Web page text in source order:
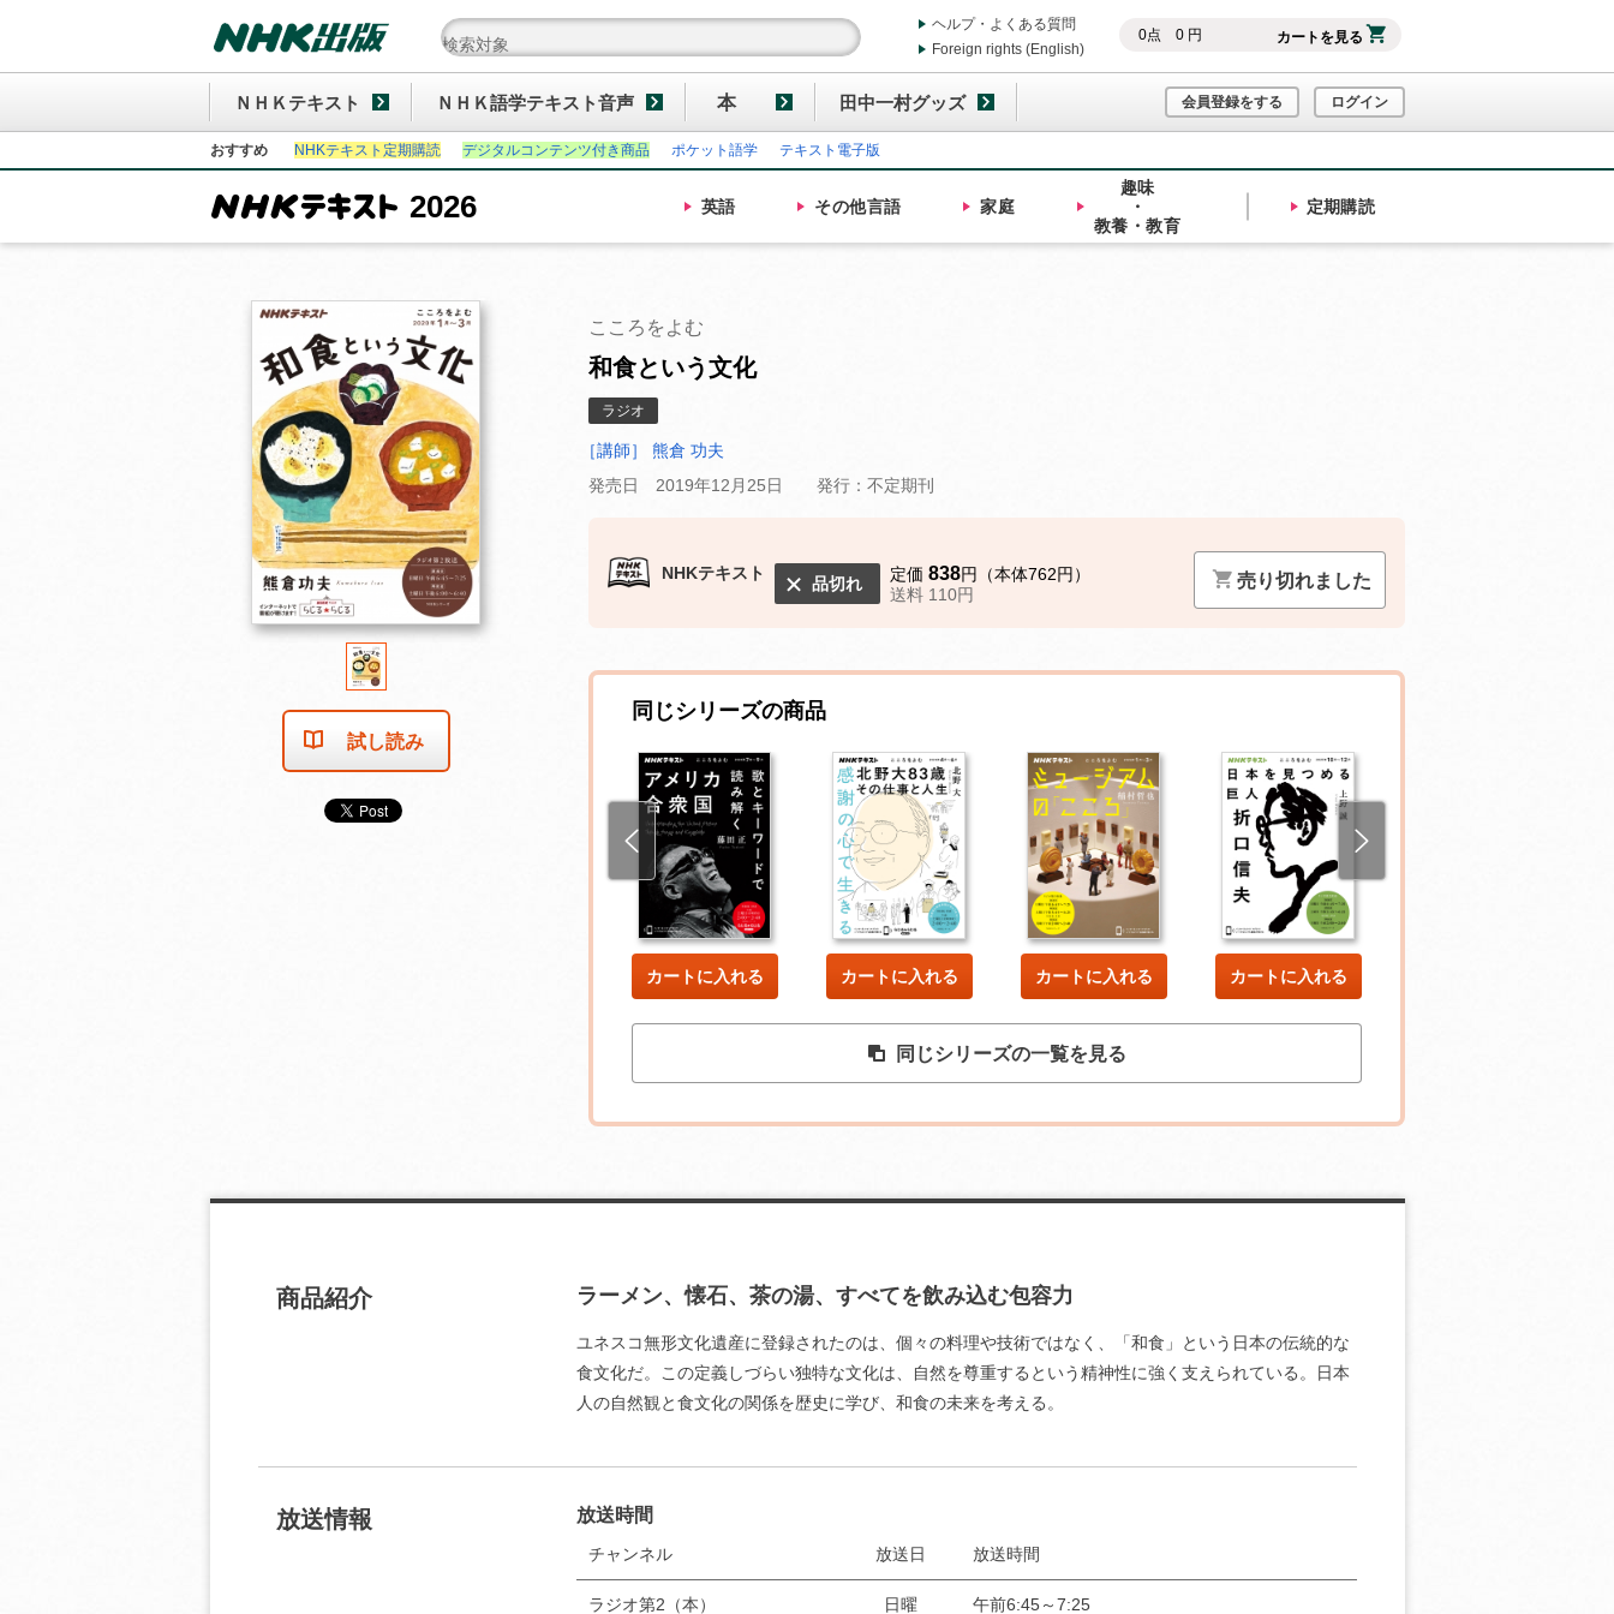
0点 0円 カートを見る
ヘルプ・よくある質問
Foreign rights (English)
ＮＨＫテキスト ＮＨＫ語学テキスト音声 本 田中一村グッズ 会員登録をする ログイン
おすすめ NHKテキスト定期購読 デジタルコンテンツ付き商品 ポケット語学 テキスト電子版
2026 英語 その他言語 家庭
趣味
・
教養・教育
定期購読
試し読み
こころをよむ
和食という文化
ラジオ
［講師］ 熊倉 功夫
発売日 2019年12月25日
発行：不定期刊
NHKテキスト
品切れ 定価 838円（本体762円）
送料 110円
売り切れました
同じシリーズの商品
カートに入れる カートに入れる カートに入れる カートに入れる
同じシリーズの一覧を見る
商品紹介 ラーメン、懐石、茶の湯、すべてを飲み込む包容力
ユネスコ無形文化遺産に登録されたのは、個々の料理や技術ではなく、「和食」という日本の伝統的な
食文化だ。この定義しづらい独特な文化は、自然を尊重するという精神性に強く支えられている。日本
人の自然観と食文化の関係を歴史に学び、和食の未来を考える。
放送情報 放送時間
チャンネル 放送日 放送時間
ラジオ第2（本） 日曜 午前6:45～7:25